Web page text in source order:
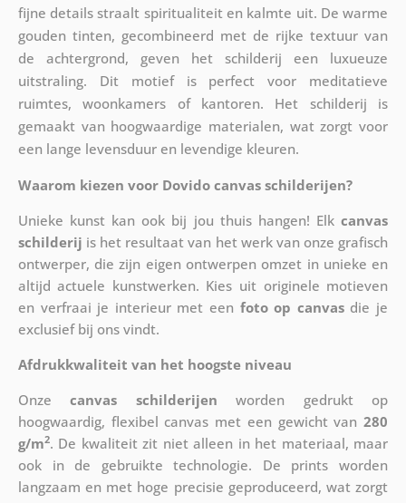
fijne details straalt spiritualiteit en kalmte uit. De warme
gouden tinten, gecombineerd met de rijke textuur van
de achtergrond, geven het schilderij een luxueuze
uitstraling. Dit motief is perfect voor meditatieve
ruimtes, woonkamers of kantoren. Het schilderij is
gemaakt van hoogwaardige materialen, wat zorgt voor
een lange levensduur en levendige kleuren.
Waarom kiezen voor Dovido canvas schilderijen?
Unieke kunst kan ook bij jou thuis hangen! Elkcanvas
schilderij is het resultaat van het werk van onze grafisch
ontwerper, die zijn eigen ontwerpen omzet in unieke en
altijd actuele kunstwerken. Kies uit originele motieven
en verfraai je interieur met een foto op canvasdie je
exclusief bij ons vindt.
Afdrukkwaliteit van het hoogste niveau
Onzecanvas schilderijen worden gedrukt op
hoogwaardig, flexibel canvas met een gewicht van280
g/m2. De kwaliteit zit niet alleen in het materiaal, maar
ook in de gebruikte technologie. De prints worden
langzaam en met hoge precisie geproduceerd, wat zorgt